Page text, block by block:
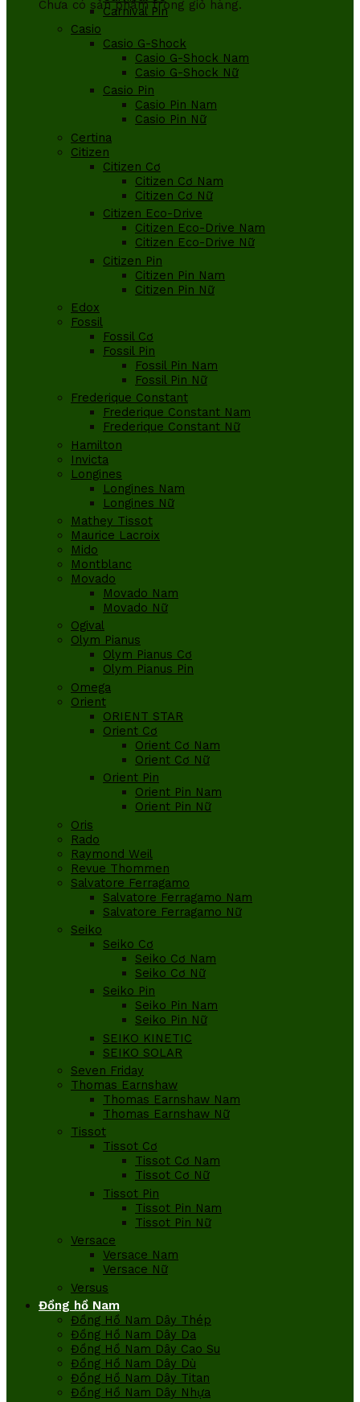
Chưa có sản phẩm trong giỏ hàng.
Carnival Pin
Casio
Casio G-Shock
Casio G-Shock Nam
Casio G-Shock Nữ
Casio Pin
Casio Pin Nam
Casio Pin Nữ
Certina
Citizen
Citizen Cơ
Citizen Cơ Nam
Citizen Cơ Nữ
Citizen Eco-Drive
Citizen Eco-Drive Nam
Citizen Eco-Drive Nữ
Citizen Pin
Citizen Pin Nam
Citizen Pin Nữ
Edox
Fossil
Fossil Cơ
Fossil Pin
Fossil Pin Nam
Fossil Pin Nữ
Frederique Constant
Frederique Constant Nam
Frederique Constant Nữ
Hamilton
Invicta
Longines
Longines Nam
Longines Nữ
Mathey Tissot
Maurice Lacroix
Mido
Montblanc
Movado
Movado Nam
Movado Nữ
Ogival
Olym Pianus
Olym Pianus Cơ
Olym Pianus Pin
Omega
Orient
ORIENT STAR
Orient Cơ
Orient Cơ Nam
Orient Cơ Nữ
Orient Pin
Orient Pin Nam
Orient Pin Nữ
Oris
Rado
Raymond Weil
Revue Thommen
Salvatore Ferragamo
Salvatore Ferragamo Nam
Salvatore Ferragamo Nữ
Seiko
Seiko Cơ
Seiko Cơ Nam
Seiko Cơ Nữ
Seiko Pin
Seiko Pin Nam
Seiko Pin Nữ
SEIKO KINETIC
SEIKO SOLAR
Seven Friday
Thomas Earnshaw
Thomas Earnshaw Nam
Thomas Earnshaw Nữ
Tissot
Tissot Cơ
Tissot Cơ Nam
Tissot Cơ Nữ
Tissot Pin
Tissot Pin Nam
Tissot Pin Nữ
Versace
Versace Nam
Versace Nữ
Versus
Đồng hồ Nam
Đồng Hồ Nam Dây Thép
Đồng Hồ Nam Dây Da
Đồng Hồ Nam Dây Cao Su
Đồng Hồ Nam Dây Dù
Đồng Hồ Nam Dây Titan
Đồng Hồ Nam Dây Nhựa